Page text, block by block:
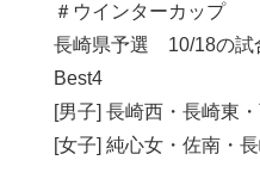
＃ウインターカップ
長崎県予選 10/18の試
Best4
[男子] 長崎西・長崎東
[女子] 純心女・佐南・